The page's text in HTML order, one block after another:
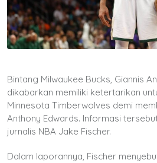
Bintang Milwaukee Bucks, Giannis
dikabarkan memiliki ketertarikan
Minnesota Timberwolves demi
Anthony Edwards. Informasi
jurnalis NBA Jake Fischer.
Dalam laporannya, Fischer